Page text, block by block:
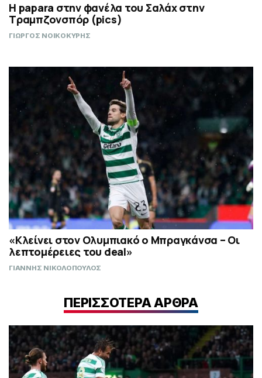
H papara στην φανέλα του Σαλάχ στην
Τραμπζονσπόρ (pics)
ΓΙΩΡΓΟΣ ΝΟΙΚΟΚΥΡΗΣ
«Κλείνει στον Ολυμπιακό ο Μπραγκάνσα – Οι
λεπτομέρειες του deal»
ΓΙΑΝΝΗΣ ΝΙΚΟΛΟΠΟΥΛΟΣ
ΠΕΡΙΣΣΟΤΕΡΑ ΑΡΘΡΑ